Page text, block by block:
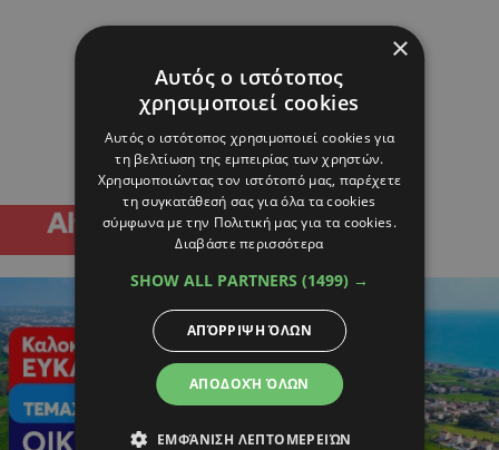
×
Αυτός ο ιστότοπος
χρησιμοποιεί cookies
Αυτός ο ιστότοπος χρησιμοποιεί cookies για
τη βελτίωση της εμπειρίας των χρηστών.
Χρησιμοποιώντας τον ιστότοπό μας, παρέχετε
τη συγκατάθεσή σας για όλα τα cookies
σύμφωνα με την Πολιτική μας για τα cookies.
Διαβάστε περισσότερα
SHOW ALL PARTNERS (1499) →
ΑΠΟΔΟΧΉ ΌΛΩΝ
ΑΠΌΡΡΙΨΗ ΌΛΩΝ
ΕΜΦΆΝΙΣΗ ΛΕΠΤΟΜΕΡΕΙΏΝ